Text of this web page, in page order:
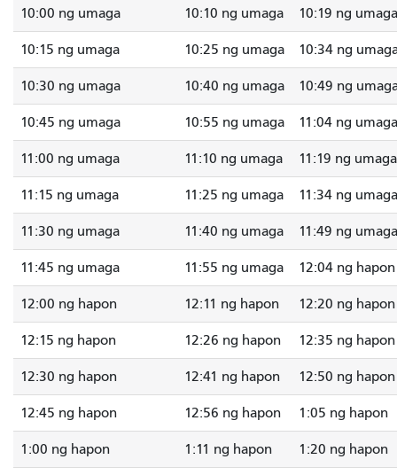
10:00 ng umaga 10:10 ng umaga 10:19 ng umaga
10:15 ng umaga 10:25 ng umaga 10:34 ng
10:30 ng umaga 10:40 ng umaga 10:49 ng
10:45 ng umaga 10:55 ng umaga 11:04 ng umaga
11:00 ng umaga 11:10 ng umaga 11:19 ng umaga
11:15 ng umaga 11:25 ng umaga 11:34 ng umaga
11:30 ng umaga 11:40 ng umaga 11:49 ng umaga
11:45 ng umaga 11:55 ng umaga 12:04 ng hapon
12:00 ng hapon 12:11 ng hapon 12:20 ng hapon
12:15 ng hapon 12:26 ng hapon 12:35 ng hapon
12:30 ng hapon 12:41 ng hapon 12:50 ng hapon
12:45 ng hapon 12:56 ng hapon 1:05 ng hapon
1:00 ng hapon 1:11 ng hapon 1:20 ng hapon